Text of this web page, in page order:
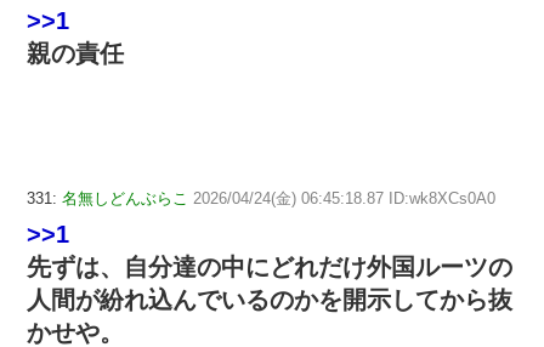
>>1
親の責任
331: 名無しどんぶらこ 2026/04/24(金) 06:45:18.87 ID:wk8XCs0A0
>>1
先ずは、自分達の中にどれだけ外国ルーツの
人間が紛れ込んでいるのかを開示してから抜
かせや。